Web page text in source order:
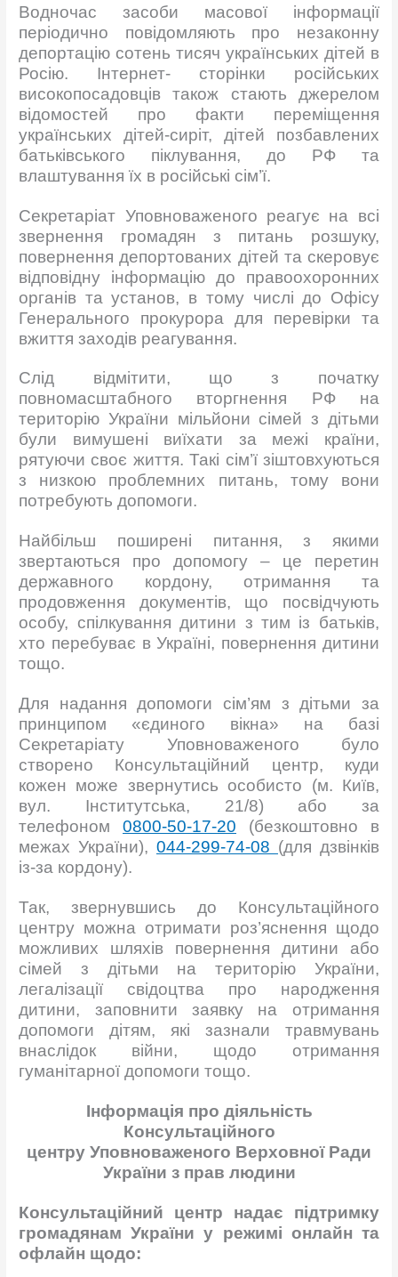
Водночас засоби масової інформації
періодично повідомляють про незаконну
депортацію сотень тисяч українських дітей в
Росію. Інтернет- сторінки російських
високопосадовців також стають джерелом
відомостей про факти переміщення
українських дітей-сиріт, дітей позбавлених
батьківського піклування, до РФ та
влаштування їх в російські сім’ї.
Секретаріат Уповноваженого реагує на всі
звернення громадян з питань розшуку,
повернення депортованих дітей та скеровує
відповідну інформацію до правоохоронних
органів та установ, в тому числі до Офісу
Генерального прокурора для перевірки та
вжиття заходів реагування.
Слід відмітити, що з початку
повномасштабного вторгнення РФ на
територію України мільйони сімей з дітьми
були вимушені виїхати за межі країни,
рятуючи своє життя. Такі сім’ї зіштовхуються
з низкою проблемних питань, тому вони
потребують допомоги.
Найбільш поширені питання, з якими
звертаються про допомогу – це перетин
державного кордону, отримання та
продовження документів, що посвідчують
особу, спілкування дитини з тим із батьків,
хто перебуває в Україні, повернення дитини
тощо.
Для надання допомоги сім’ям з дітьми за
принципом «єдиного вікна» на базі
Секретаріату Уповноваженого було
створено Консультаційний центр, куди
кожен може звернутись особисто (м. Київ,
вул. Інститутська, 21/8) або за
телефоном0800-50-17-20 (безкоштовно в
межах України), 044-299-74-08 (для дзвінків
із-за кордону).
Так, звернувшись до Консультаційного
центру можна отримати роз’яснення щодо
можливих шляхів повернення дитини або
сімей з дітьми натериторію України,
легалізації свідоцтва про народження
дитини, заповнити заявку на отримання
допомоги дітям, які зазнали травмувань
внаслідок війни, щодо отримання
гуманітарної допомоги тощо.
Інформація про діяльність
Консультаційного
центру Уповноваженого Верховної Ради
України з прав людини
Консультаційний центр надає підтримку
громадянам України у режимі онлайн та
офлайн щодо: